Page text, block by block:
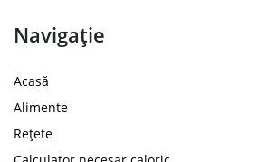
Navigație
Acasă
Alimente
Rețete